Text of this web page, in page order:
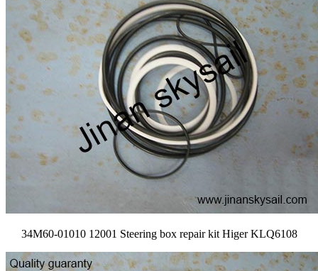
34M60-01010 12001 Steering box repair kit Higer KLQ6108